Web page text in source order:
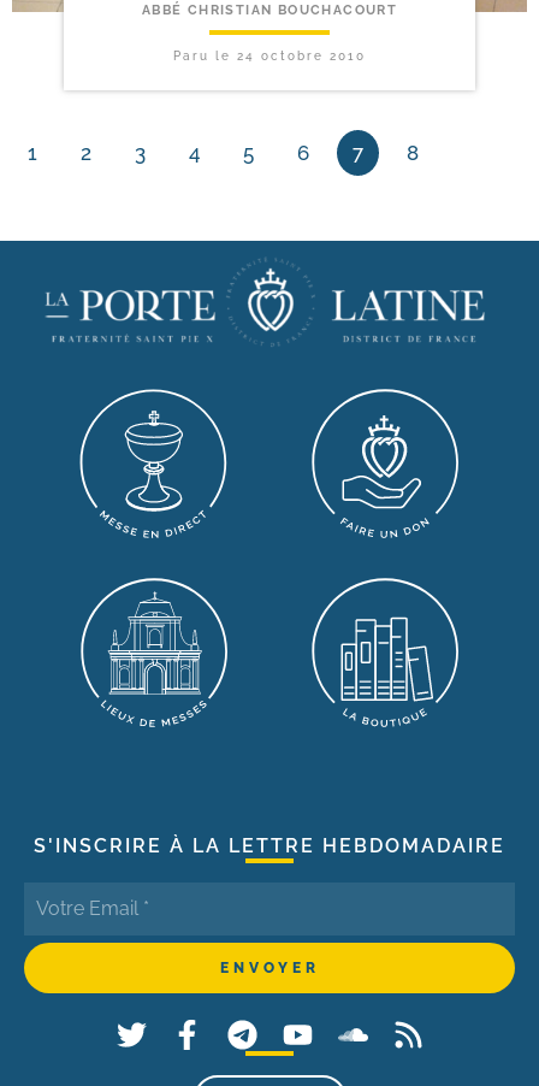
ABBÉ CHRISTIAN BOUCHACOURT
Paru le 24 octobre 2010
1 2 3 4 5 6 7 8
S'INSCRIRE À LA LETTRE HEBDOMADAIRE